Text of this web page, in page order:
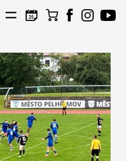
NÁBORY
PARTNEŘI